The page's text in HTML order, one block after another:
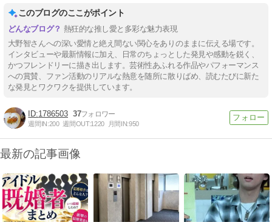
このブログのここがポイント
熱狂的な推し愛と多彩な魅力表現
大野智さんへの深い愛情と絶え間ない関心をありのままに伝える場です。
インタビューや最新情報に加え、日常のちょっとした発見や感動を鋭く、
かつフレンドリーに描き出します。芸術性あふれる作品やパフォーマンス
への賞賛、ファン活動のリアルな熱意を随所に散りばめ、読むたびに新た
な発見とワクワクを提供しています。
1786503 37
週間IN:200 週間OUT:1220 月間IN:950
最新の記事画像